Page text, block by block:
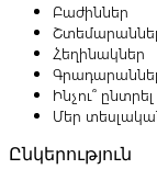
Բաժիններ
Հեղինակներ
Ինչու՞
Մեր
Ընկերություն